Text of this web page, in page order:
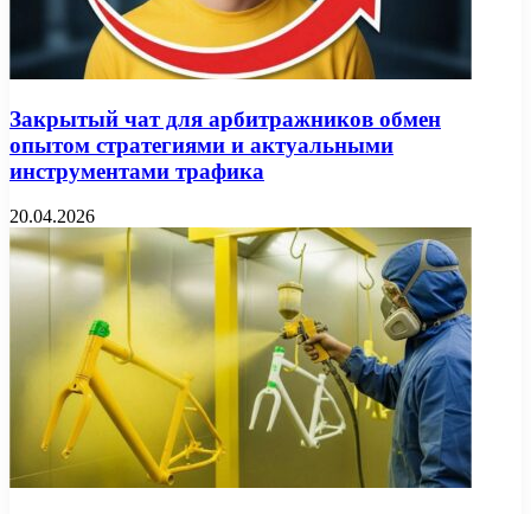
Закрытый чат для арбитражников обмен
опытом стратегиями и актуальными
инструментами трафика
20.04.2026